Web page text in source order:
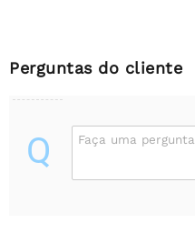
Perguntas do cliente
Q Faça uma pergunta